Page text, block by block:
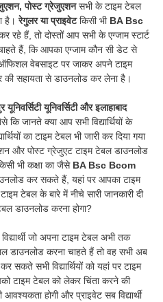
पोस्ट ग्रेजुएशनसभी के टाइम टेबल
है।रेगुलर या प्राइवेटकिसी भी BA Bsc
रहे हैं, तो दोस्तों आप सभी के एग्जाम स्टार्ट
हैं, कि आपका एग्जाम कौन सी डेट से
ऑफिशल वेबसाइट पर जाकर अपने टाइम
सहायता से डाउनलोड कर लेना है।
यूनिवर्सिटी यूनिवर्सिटी और इलाहाबाद
कि जानते क्या आप सभी विद्यार्थियों के
का टाइम टेबल भी जारी कर दिया गया
और पोस्ट ग्रेजुएट टाइम टेबल डाउनलोड
भी कक्षा का जैसे BA Bsc Bcom
कर सकते हैं, यहां पर आपका टाइम
टेबल के बारे में नीचे सारी जानकारी दी
डाउनलोड करना होगा?
जो अपना टाइम टेबल अभी तक
डाउनलोड करना चाहते हैं तो वह सभी अब
सभी विद्यार्थियों को यहां पर टाइम
टाइम टेबल को लेकर चिंता करने की
होगी और प्राइवेट सब विद्यार्थी